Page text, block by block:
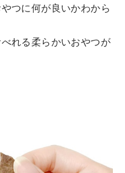
つに何が良いかわから
れる柔らかいおやつが